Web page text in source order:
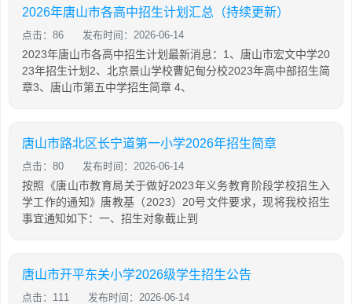
2026年唐山市各高中招生计划汇总（持续更新）
点击：86 发布时间：2026-06-14
2023年唐山市各高中招生计划最新消息：1、唐山市宏文中学20
23年招生计划2、北京景山学校曹妃甸分校2023年高中部招生简
章3、唐山市第五中学招生简章 4、
唐山市路北区长宁道第一小学2026年招生简章
点击：80 发布时间：2026-06-14
按照《唐山市教育局关于做好2023年义务教育阶段学校招生入
学工作的通知》唐教基（2023）20号文件要求，现将我校招生
事宜通知如下：一、招生对象截止到
唐山市开平东关小学2026级学生招生公告
点击：111 发布时间：2026-06-14